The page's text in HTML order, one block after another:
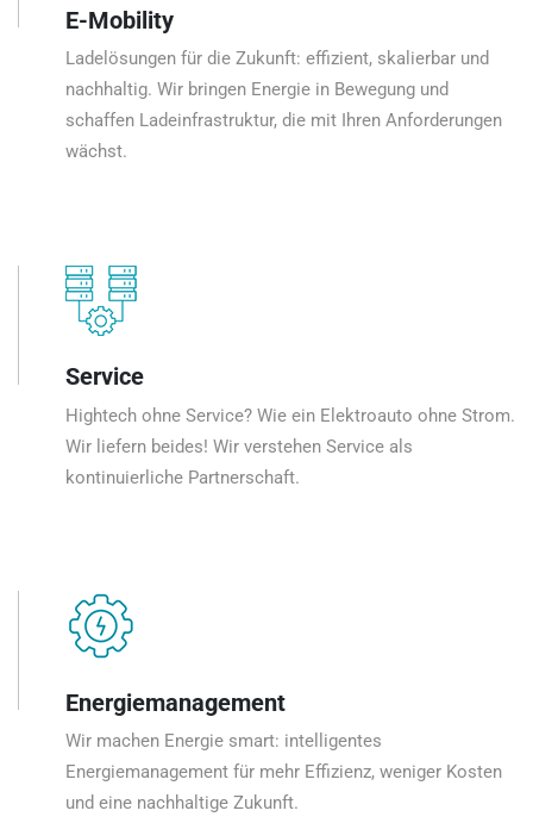
E-Mobility
Ladelösungen für die Zukunft: effizient, skalierbar und
nachhaltig. Wir bringen Energie in Bewegung und
schaffen Ladeinfrastruktur, die mit Ihren Anforderungen
wächst.
Service
Hightech ohne Service? Wie ein Elektroauto ohne Strom.
Wir liefern beides! Wir verstehen Service als
kontinuierliche Partnerschaft.
Energiemanagement
Wir machen Energie smart: intelligentes
Energiemanagement für mehr Effizienz, weniger Kosten
und eine nachhaltige Zukunft.